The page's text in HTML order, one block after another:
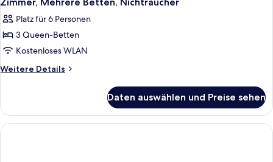
Fotos
für
Zimmer,
Mehrere
Betten,
Platz für 6 Personen
3 Queen-Betten
Kostenloses WLAN
Weitere Details
Weitere
Mehrere
Betten,
Nichtraucher
Daten auswählen und Preise sehen